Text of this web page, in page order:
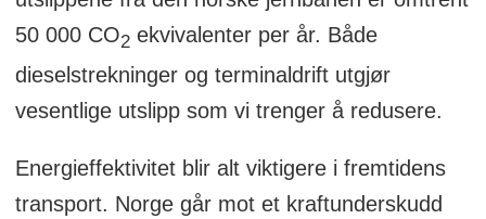
50 000 CO2ekvivalenter per år. Både
dieselstrekninger og terminaldrift utgjør
vesentlige utslipp som vi trenger å redusere.
Energieffektivitet blir alt viktigere i fremtidens
transport. Norge går mot et kraftunderskudd